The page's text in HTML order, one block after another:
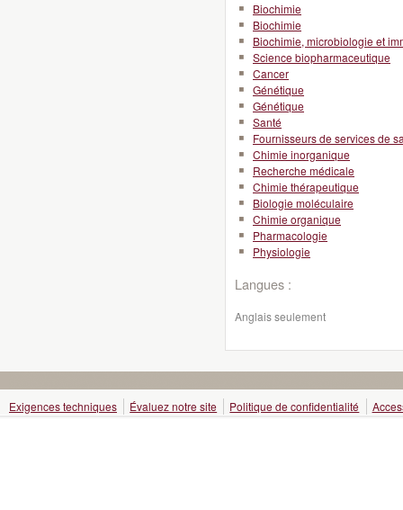
Biochimie
Biochimie
Biochimie, microbiologie et
Science biopharmaceutique
Cancer
Génétique
Génétique
Santé
Fournisseurs de services de
Chimie inorganique
Recherche médicale
Chimie thérapeutique
Biologie moléculaire
Chimie organique
Pharmacologie
Physiologie
Langues :
Anglais seulement
Exigences techniques Évaluez notre site Politique de confidentialité